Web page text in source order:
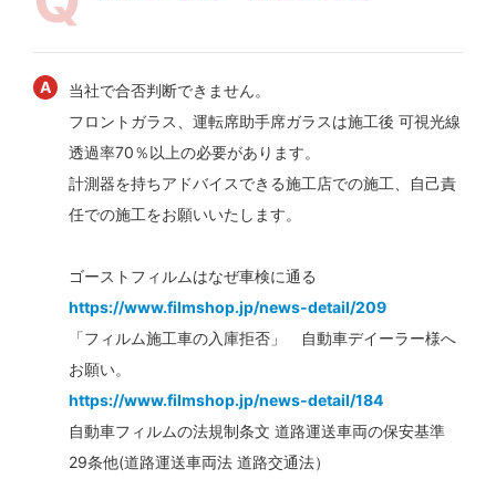
当社で合否判断できません。
フロントガラス、運転席助手席ガラスは施工後 可視光線
透過率70％以上の必要があります。
計測器を持ちアドバイスできる施工店での施工、自己責
任での施工をお願いいたします。
ゴーストフィルムはなぜ車検に通る
https://www.filmshop.jp/news-detail/209
「フィルム施工車の入庫拒否」 自動車デイーラー様へ
お願い。
https://www.filmshop.jp/news-detail/184
自動車フィルムの法規制条文 道路運送車両の保安基準
29条他(道路運送車両法 道路交通法）